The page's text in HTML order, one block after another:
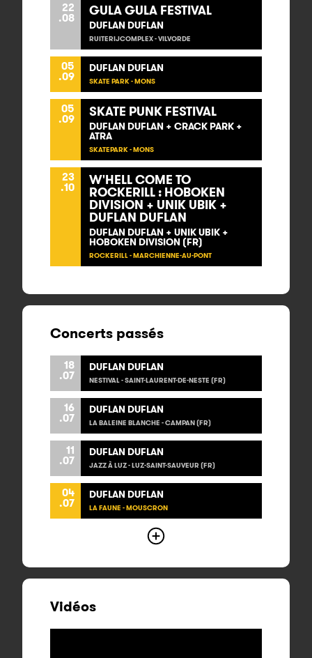
22
.08 GULA GULA FESTIVAL
DUFLAN DUFLAN
RUITERIJCOMPLEX - VILVORDE
05
.09
DUFLAN DUFLAN
SKATE PARK - MONS
05
.09 SKATE PUNK FESTIVAL
DUFLAN DUFLAN + CRACK PARK +
ATRA
SKATEPARK - MONS
23
.10 W'HELL COME TO
ROCKERILL : HOBOKEN
DIVISION + UNIK UBIK +
DUFLAN DUFLAN
DUFLAN DUFLAN + UNIK UBIK +
HOBOKEN DIVISION (FR)
ROCKERILL - MARCHIENNE-AU-PONT
Concerts passés
18
.07
DUFLAN DUFLAN
NESTIVAL - SAINT-LAURENT-DE-NESTE (FR)
16
.07
DUFLAN DUFLAN
LA BALEINE BLANCHE - CAMPAN (FR)
11
.07
DUFLAN DUFLAN
JAZZ À LUZ - LUZ-SAINT-SAUVEUR (FR)
04
.07
DUFLAN DUFLAN
LA FAUNE - MOUSCRON
Vidéos